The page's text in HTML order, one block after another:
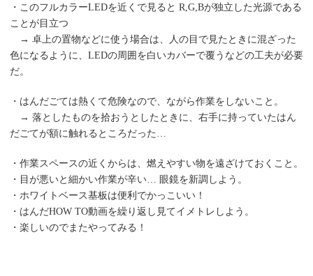
・このフルカラーLEDを近くで見ると R,G,Bが独立した光源である
ことが目立つ
→ 卓上の置物などに使う場合は、人の目で見たときに混ざった
色になるように、LEDの周囲を白いカバーで覆うなどの工夫が必要
だ。
・はんだごては熱くて危険なので、ながら作業をしないこと。
→ 落としたものを拾おうとしたときに、右手に持っていたはん
だごてが額に触れるところだった…
・作業スペースの近くからは、燃えやすい物を遠ざけておくこと。
・目が悪いと細かい作業が辛い… 眼鏡を新調しよう。
・ホワイトベース基板は便利でかっこいい！
・はんだHOW TO動画を繰り返し見てイメトレしよう。
・楽しいのでまたやってみる！